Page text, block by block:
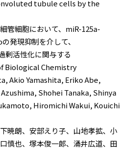
tubule cells by the
管細胞において、miR-125a-
発現抑制を介して、
活性化に関与する
Biological Chemistry
Akio Yamashita, Eriko Abe,
Shohei Tanaka, Shinya
Hiromichi Wakui, Kouichi
暁朗、安部えり子、山地孝拡、小
慎也、塚本俊一郎、涌井広道、田